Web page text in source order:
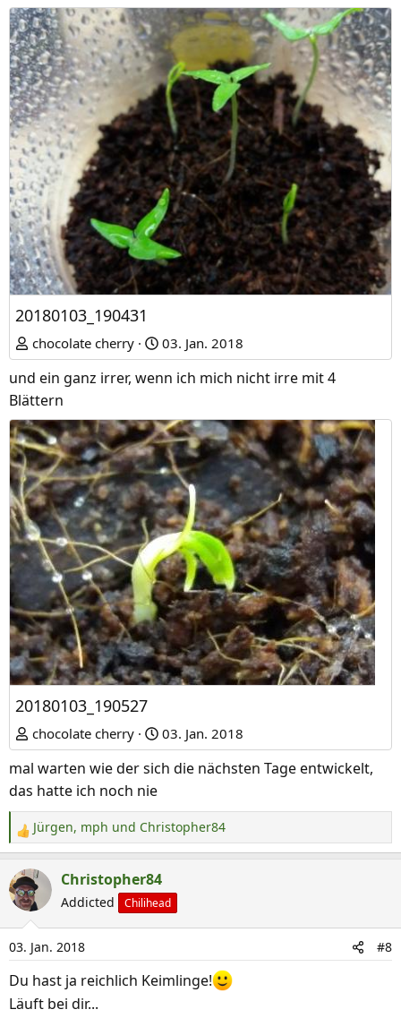
20180103_190431
chocolate cherry 03. Jan. 2018
und ein ganz irrer, wenn ich mich nicht irre mit 4
Blättern
20180103_190527
chocolate cherry 03. Jan. 2018
mal warten wie der sich die nächsten Tage entwickelt,
das hatte ich noch nie
R
e
a
k
t
i
o
n
n
Jürgen, mph und Christopher84
Christopher84
Addicted Chilihead
03. Jan. 2018 #8
Du hast ja reichlich Keimlinge!
Läuft bei dir...